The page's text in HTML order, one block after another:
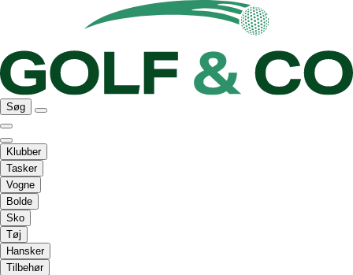
Søg
Klubber
Tasker
Vogne
Bolde
Sko
Tøj
Hansker
Tilbehør